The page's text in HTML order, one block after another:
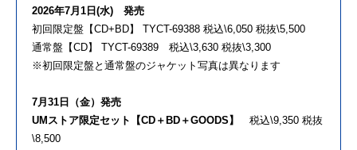
2026年7月1日(水) 発売
初回限定盤【CD+BD】 TYCT-69388 税込\6,050 税抜\5,500
通常盤【CD】 TYCT-69389 税込\3,630 税抜\3,300
※初回限定盤と通常盤のジャケット写真は異なります
7月31日（金）発売
UMストア限定セット【CD＋BD＋GOODS】
税込\9,350 税抜
\8,500